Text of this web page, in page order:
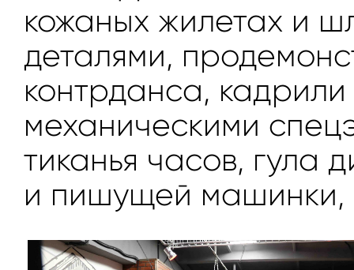
кожаных жилетах и
деталями,
контрданса,
механическими
тиканья часов, гула
и пишущей машинки,